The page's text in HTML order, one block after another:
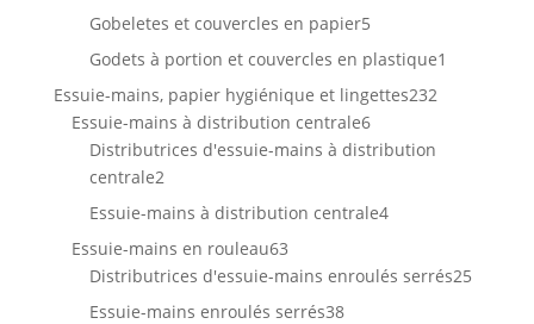
produits
Gobeletes et couvercles en papier55
produits
Godets à portion et couvercles en plastique1
Essuie-mains, papier hygiénique et lingettes232232
Essuie-mains à distribution centrale66
produits
Distributrices d'essuie-mains à distribution
centrale22
produits
Essuie-mains à distribution centrale44
Essuie-mains en rouleau6363
produits
Distributrices d'essuie-mains enroulés serrés2525
Essuie-mains enroulés serrés3838